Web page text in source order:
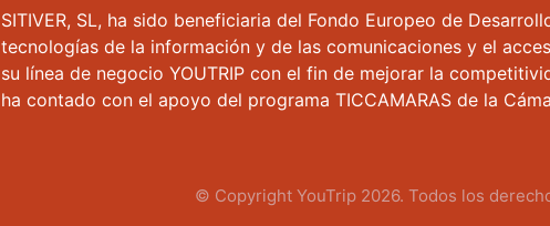
SITIVER, SL, ha sido beneficiaria del Fondo Europeo de
tecnologías de la información y de las comunicaciones y el
su línea de negocio YOUTRIP con el fin de mejorar la
ha contado con el apoyo del programa TICCAMARAS de la
© Copyright YouTrip2026. Todos los